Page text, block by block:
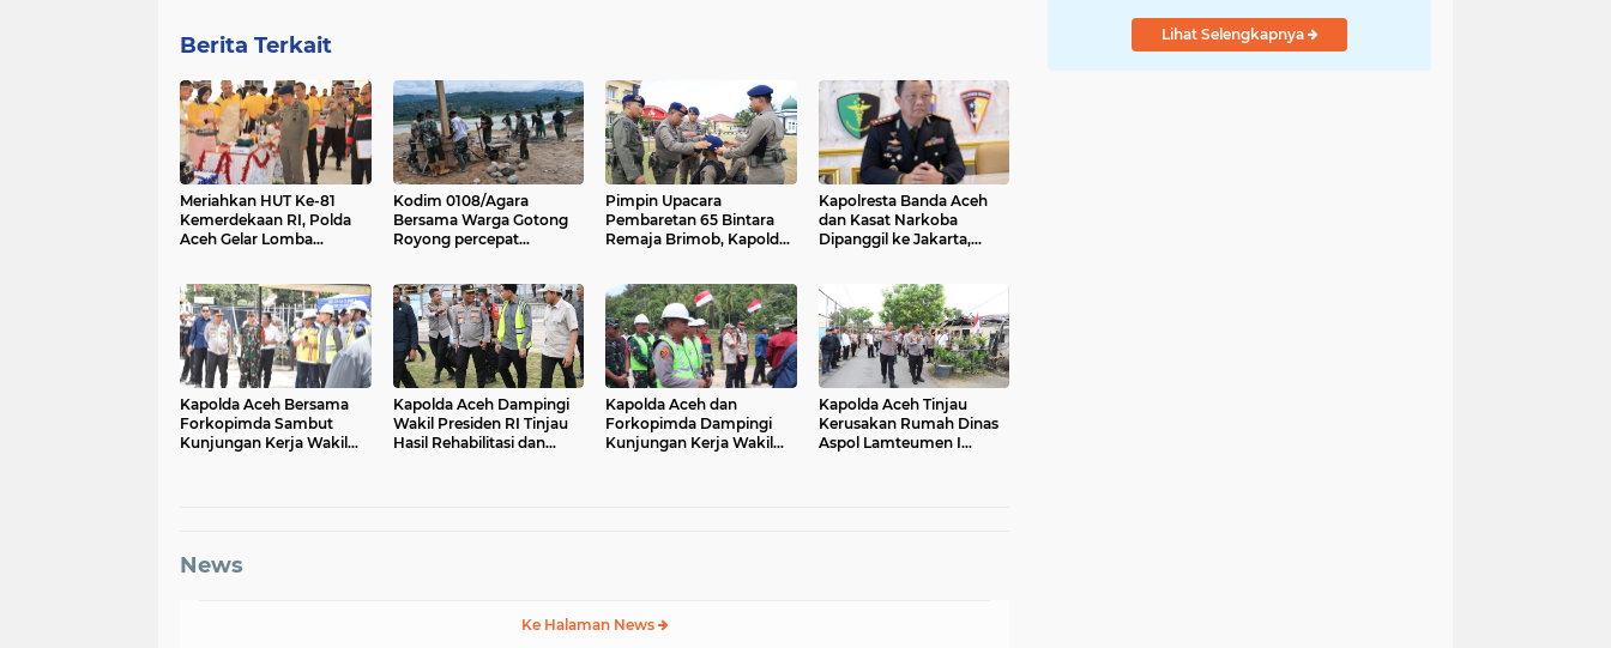
Berita Terkait
Meriahkan HUT Ke-81
Kemerdekaan RI, Polda
Aceh Gelar Lomba
Kodim 0108/Agara
Bersama Warga Gotong
Royong percepat
Aceh Tenggara
Pimpin Upacara
Pembaretan 65 Bintara
Remaja Brimob, Kapolda
Kapolresta Banda Aceh
dan Kasat Narkoba
Dipanggil ke Jakarta,
Kapolda Aceh Bersama
Forkopimda Sambut
Kunjungan Kerja Wakil
Kapolda Aceh Dampingi
Wakil Presiden RI Tinjau
Hasil Rehabilitasi dan
Kapolda Aceh dan
Forkopimda Dampingi
Kunjungan Kerja Wakil
Kapolda Aceh Tinjau
Kerusakan Rumah Dinas
Aspol Lamteumen I
News
Ke Halaman News
Lihat Selengkapnya